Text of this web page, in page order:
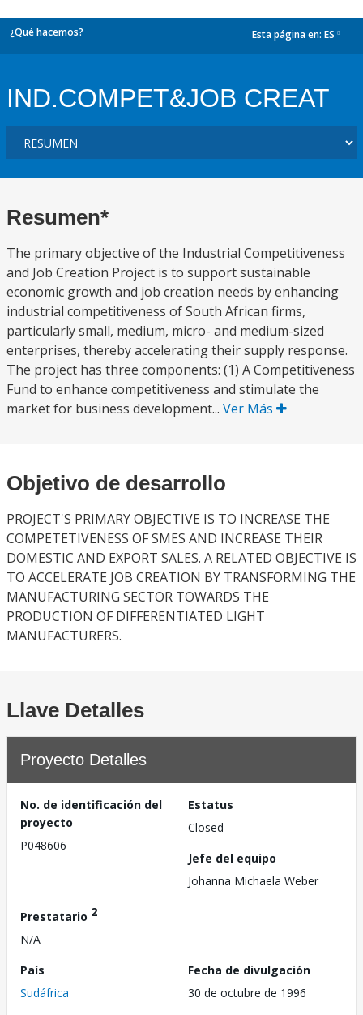
¿Qué hacemos? Esta página en: ES
IND.COMPET&JOB CREAT
Resumen*
The primary objective of the Industrial Competitiveness
and Job Creation Project is to support sustainable
economic growth and job creation needs by enhancing
industrial competitiveness of South African firms,
particularly small, medium, micro- and medium-sized
enterprises, thereby accelerating their supply response.
The project has three components: (1) A Competitiveness
Fund to enhance competitiveness and stimulate the
market for business development... Ver Más
Objetivo de desarrollo
PROJECT'S PRIMARY OBJECTIVE IS TO INCREASE THE
COMPETETIVENESS OF SMES AND INCREASE THEIR
DOMESTIC AND EXPORT SALES. A RELATED OBJECTIVE IS
TO ACCELERATE JOB CREATION BY TRANSFORMING THE
MANUFACTURING SECTOR TOWARDS THE
PRODUCTION OF DIFFERENTIATED LIGHT
MANUFACTURERS.
Llave Detalles
Proyecto Detalles
No. de identificación del
proyecto
P048606
Estatus
Closed
Jefe del equipo
Johanna Michaela Weber
Prestatario 2
N/A
País
Sudáfrica
Fecha de divulgación
30 de octubre de 1996